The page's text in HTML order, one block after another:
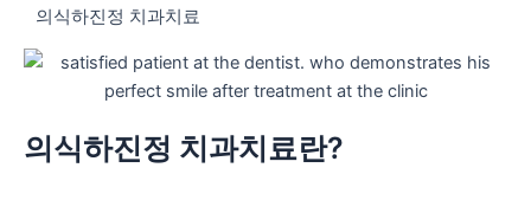
의식하진정 치과치료
의식하진정 치과치료란?